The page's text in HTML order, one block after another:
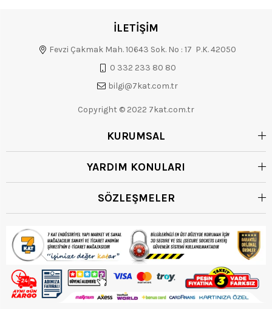
İLETİŞİM
Fevzi Çakmak Mah. 10643 Sok. No : 17 P.K. 42050
0 332 233 80 80
bilgi@7kat.com.tr
Copyright © 2022 7kat.com.tr
KURUMSAL
YARDIM KONULARI
SÖZLEŞMELER